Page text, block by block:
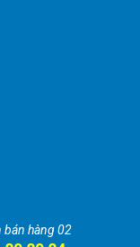
bán hàng 02